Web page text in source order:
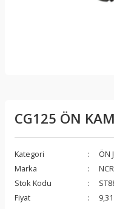
CG125 ÖN
Kategori
ÖN
Marka
NCR
Stok Kodu
Fiyat